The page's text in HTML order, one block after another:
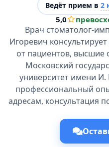
Ведёт прием в 2
5,0
Врач стоматолог-
Игоревич
от пациентов,
Московский
университет имени И.
профессиональный
адресам, консультация